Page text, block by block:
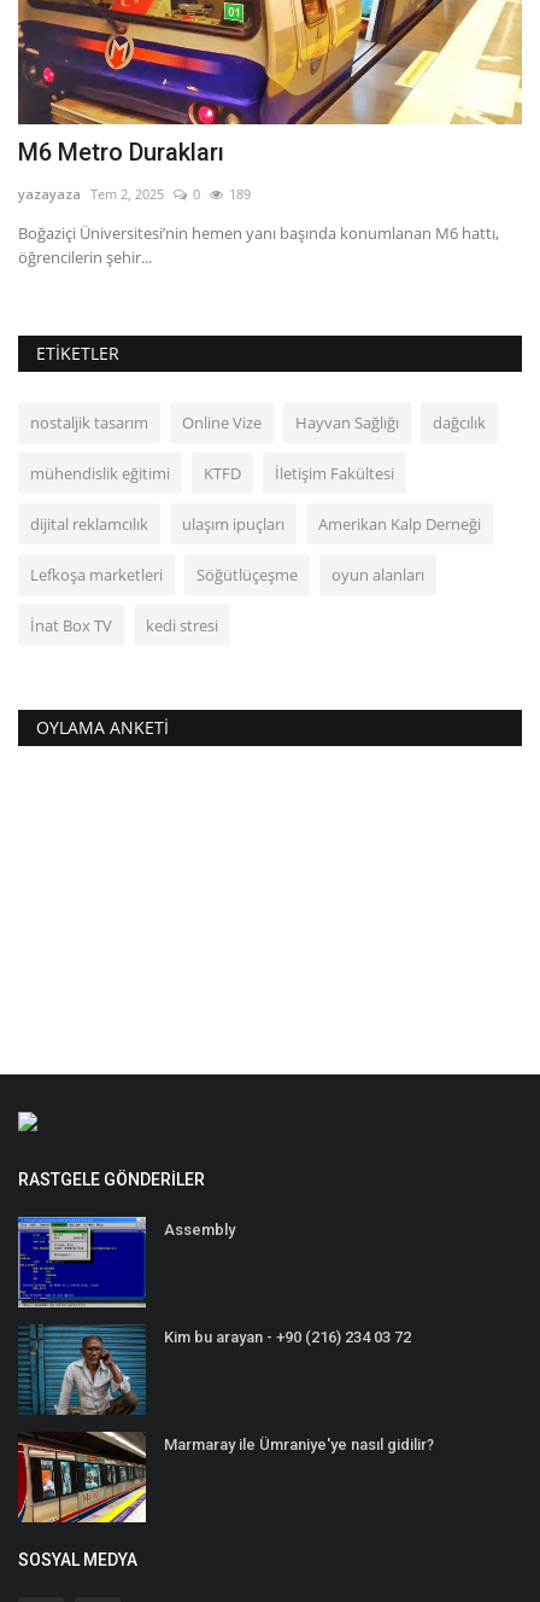
M6 Metro Durakları
yazayaza Tem 2, 2025 0 189
Boğaziçi Üniversitesi’nin hemen yanı başında konumlanan M6 hattı,
öğrencilerin şehir...
ETIKETLER
nostaljik tasarım Online Vize Hayvan Sağlığı dağcılık
mühendislik eğitimi KTFD İletişim Fakültesi
dijital reklamcılık ulaşım ipuçları Amerikan Kalp Derneği
Lefkoşa marketleri Söğütlüçeşme oyun alanları
İnat Box TV kedi stresi
OYLAMA ANKETI
RASTGELE GÖNDERILER
Assembly
Kim bu arayan - +90 (216) 234 03 72
Marmaray ile Ümraniye'ye nasıl gidilir?
SOSYAL MEDYA